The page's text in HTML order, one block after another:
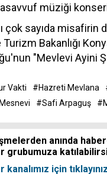
müziği
çok sayıda misafirin
Bakanlığı
"Mevlevi Ayini
Vakti #Hazreti Mevlana
#Safi Arpaguş
anında
grubumuza
için